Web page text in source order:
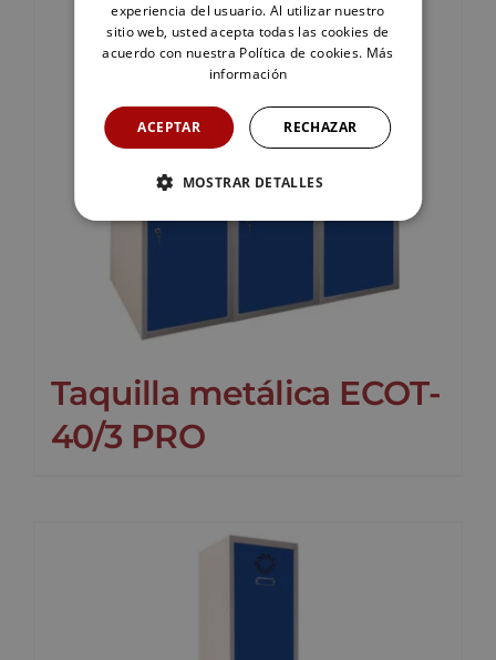
Taquilla metálica ECOT-
40/3 PRO
experiencia del usuario. Al utilizar nuestro
sitio web, usted acepta todas las cookies de
acuerdo con nuestra Política de cookies. Más
información
ACEPTAR RECHAZAR
MOSTRAR DETALLES